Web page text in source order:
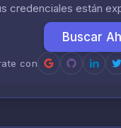
credenciales están
Buscar
con